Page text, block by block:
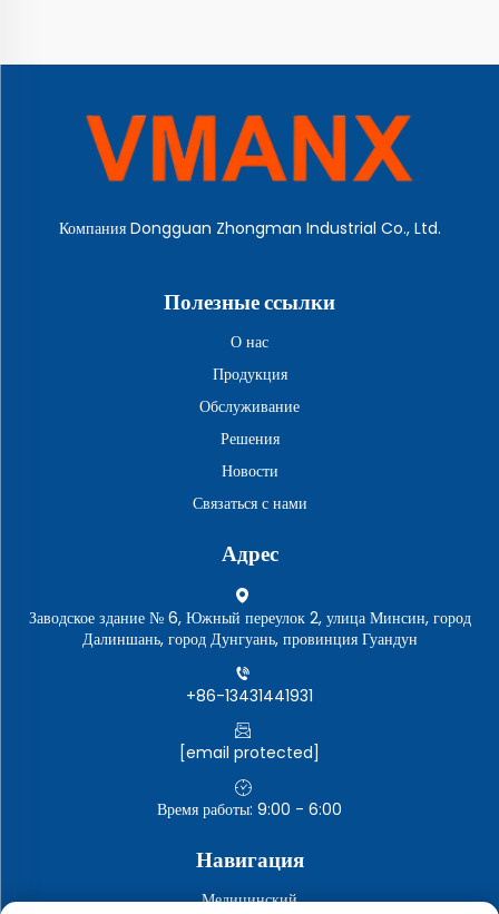
Компания Dongguan Zhongman Industrial Co., Ltd.
Полезные ссылки
О нас
Продукция
Обслуживание
Решения
Новости
Связаться с нами
Адрес
Заводское здание № 6, Южный переулок 2, улица Минсин, город
Далиншань, город Дунгуань, провинция Гуандун
+86-13431441931
[email protected]
Время работы: 9:00 - 6:00
Навигация
Медицинский